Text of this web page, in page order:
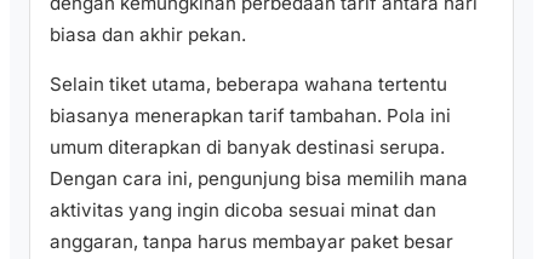
biasa dan akhir pekan.
Selain tiket utama, beberapa wahana tertentu
biasanya menerapkan tarif tambahan. Pola ini
umum diterapkan di banyak destinasi serupa.
Dengan cara ini, pengunjung bisa memilih mana
aktivitas yang ingin dicoba sesuai minat dan
anggaran, tanpa harus membayar paket besar